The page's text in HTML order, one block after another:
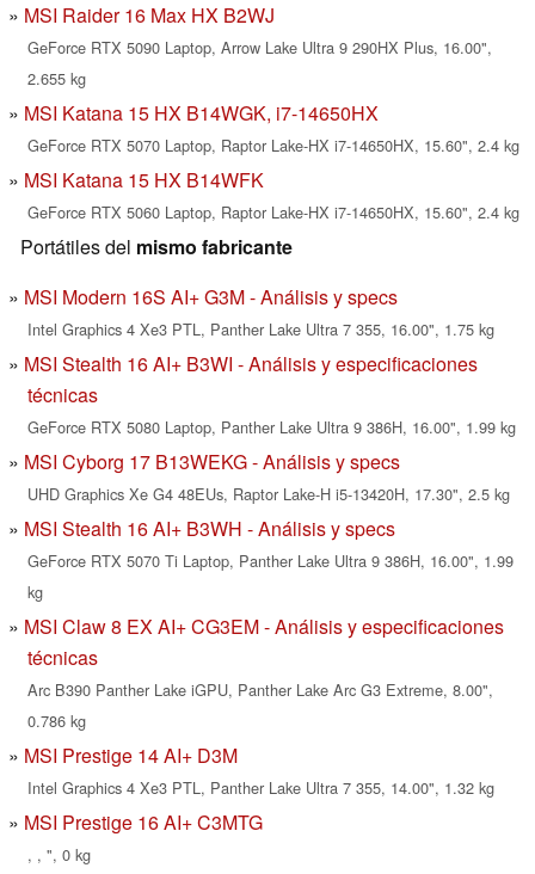
MSI Raider 16 Max HX B2WJ
GeForce RTX 5090 Laptop, Arrow Lake Ultra 9 290HX Plus, 16.00",
2.655 kg
MSI Katana 15 HX B14WGK, i7-14650HX
GeForce RTX 5070 Laptop, Raptor Lake-HX i7-14650HX, 15.60", 2.4 kg
MSI Katana 15 HX B14WFK
GeForce RTX 5060 Laptop, Raptor Lake-HX i7-14650HX, 15.60", 2.4 kg
Portátiles del mismo fabricante
MSI Modern 16S AI+ G3M - Análisis y specs
Intel Graphics 4 Xe3 PTL, Panther Lake Ultra 7 355, 16.00", 1.75 kg
MSI Stealth 16 AI+ B3WI - Análisis y especificaciones
técnicas
GeForce RTX 5080 Laptop, Panther Lake Ultra 9 386H, 16.00", 1.99 kg
MSI Cyborg 17 B13WEKG - Análisis y specs
UHD Graphics Xe G4 48EUs, Raptor Lake-H i5-13420H, 17.30", 2.5 kg
MSI Stealth 16 AI+ B3WH - Análisis y specs
GeForce RTX 5070 Ti Laptop, Panther Lake Ultra 9 386H, 16.00", 1.99
kg
MSI Claw 8 EX AI+ CG3EM - Análisis y especificaciones
técnicas
Arc B390 Panther Lake iGPU, Panther Lake Arc G3 Extreme, 8.00",
0.786 kg
MSI Prestige 14 AI+ D3M
Intel Graphics 4 Xe3 PTL, Panther Lake Ultra 7 355, 14.00", 1.32 kg
MSI Prestige 16 AI+ C3MTG
, , ", 0 kg